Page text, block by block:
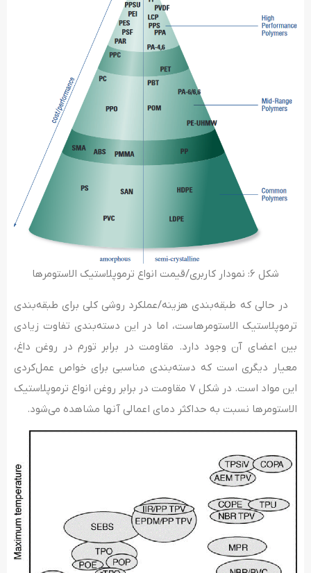
شکل ۶: نمودار کاربری/قیمت انواع ترموپلاستیک الاستومرها
در حالی که طبقه‌بندی هزینه/عملکرد روشی کلی برای طبقه‌بندی
ترموپلاستیک الاستومرهاست، اما در این دسته‌بندی تفاوت زیادی
بین اعضای آن وجود دارد. مقاومت در برابر تورم در روغن داغ،
معیار دیگری است که دسته‌بندی مناسبی برای خواص عمل‌کردی
این مواد است. در شکل ۷ مقاومت در برابر روغن انواع ترموپلاستیک
الاستومرها نسبت به حداکثر دمای اعمالی آنها مشاهده می‌شود.